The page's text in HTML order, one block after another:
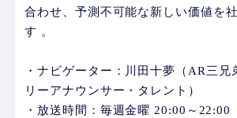
合わせ、予測不可能な新しい価値を
す 。
・ナビゲーター：川田十夢（AR三兄
リーアナウンサー・タレント）
・放送時間：毎週金曜 20:00～22:00